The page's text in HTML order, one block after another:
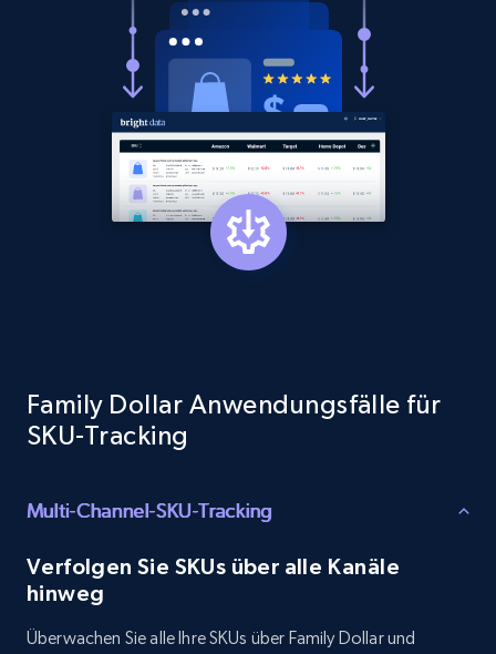
URL, Product id, Title, Product description,
Rating, Reviews count, Initial price, Discount,
and more.
1.3K+ 175+ Jetzt anfangen
Target - Gather data on products using
1.3K+ 175+ Jetzt anfangen
Target - Discover products by category url
URL, Product id, Title, Product description,
Rating, Reviews count, Initial price, Discount,
and more.
Family Dollar Anwendungsfälle für
SKU-Tracking
Multi-Channel-SKU-Tracking
Verfolgen Sie SKUs über alle Kanäle
hinweg
Überwachen Sie alle Ihre SKUs über Family Dollar und